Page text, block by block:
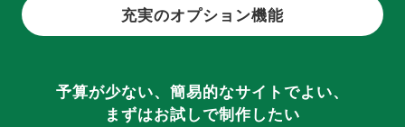
充実のオプション機能
予算が少ない、簡易的なサイトでよい、
まずはお試しで制作したい